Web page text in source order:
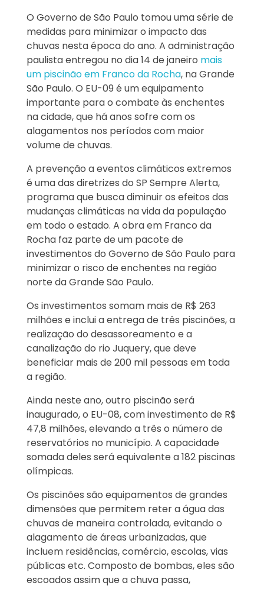
O Governo de São Paulo tomou uma série de
medidas para minimizar o impacto das
chuvas nesta época do ano. A administração
paulista entregou no dia 14 de janeiro mais
um piscinão em Franco da Rocha, na Grande
São Paulo. O EU-09 é um equipamento
importante para o combate às enchentes
na cidade, que há anos sofre com os
alagamentos nos períodos com maior
volume de chuvas.
A prevenção a eventos climáticos extremos
é uma das diretrizes do SP Sempre Alerta,
programa que busca diminuir os efeitos das
mudanças climáticas na vida da população
em todo o estado. A obra em Franco da
Rocha faz parte de um pacote de
investimentos do Governo de São Paulo para
minimizar o risco de enchentes na região
norte da Grande São Paulo.
Os investimentos somam mais de R$ 263
milhões e inclui a entrega de três piscinões, a
realização do desassoreamento e a
canalização do rio Juquery, que deve
beneficiar mais de 200 mil pessoas em toda
a região.
Ainda neste ano, outro piscinão será
inaugurado, o EU-08, com investimento de R$
47,8 milhões, elevando a três o número de
reservatórios no município. A capacidade
somada deles será equivalente a 182 piscinas
olímpicas.
Os piscinões são equipamentos de grandes
dimensões que permitem reter a água das
chuvas de maneira controlada, evitando o
alagamento de áreas urbanizadas, que
incluem residências, comércio, escolas, vias
públicas etc. Composto de bombas, eles são
escoados assim que a chuva passa,